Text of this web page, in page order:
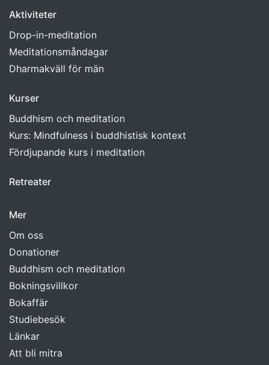
Aktiviteter
Drop-in-meditation
Meditationsmåndagar
Dharmakväll för män
Kurser
Buddhism och meditation
Kurs: Mindfulness i buddhistisk kontext
Fördjupande kurs i meditation
Retreater
Mer
Om oss
Donationer
Buddhism och meditation
Bokningsvillkor
Bokaffär
Studiebesök
Länkar
Att bli mitra